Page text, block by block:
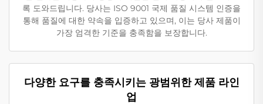
록 도와드립니다. 당사는 ISO 9001 국제 품질 시스템 인증을
통해 품질에 대한 약속을 입증하고 있으며, 이는 당사 제품이
가장 엄격한 기준을 충족함을 보장합니다.
다양한 요구를 충족시키는 광범위한 제품 라인
업